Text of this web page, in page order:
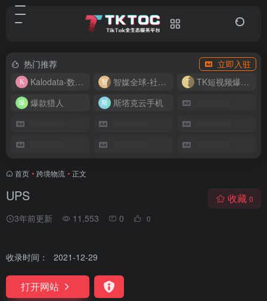
热门推荐
立即入驻
Kalodata-数据分析平台
智媒全球-社媒管理平台
TK短视频爆款复刻
爆款猎人
斯塔克云手机
首页 • 跨境物流 • 正文
UPS
3年前更新 11,553 0 0
收藏 0
收录时间： 2021-12-29
打开网站